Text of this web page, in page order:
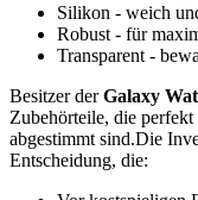
Silikon - weich
Robust - für
Transparent -
Besitzer derGalaxy
Zubehörteile, die
abgestimmt sind.Die
Entscheidung, die: